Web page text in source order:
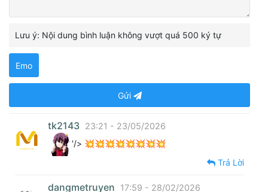
Lưu ý: Nội dung bình luận không vượt quá 500 ký tự
Emo
Gửi
tk2143 23:21 - 23/05/2026
'/> 💥💥💥💥💥💥💥💥
Trả Lời
dangmetruyen
17:59 - 28/02/2026